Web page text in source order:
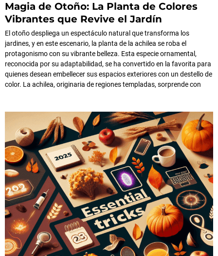
Magia de Otoño: La Planta de Colores
Vibrantes que Revive el Jardín
El otoño despliega un espectáculo natural que transforma los
jardines, y en este escenario, la planta de la achilea se roba el
protagonismo con su vibrante belleza. Esta especie ornamental,
reconocida por su adaptabilidad, se ha convertido en la favorita para
quienes desean embellecer sus espacios exteriores con un destello de
color. La achilea, originaria de regiones templadas, sorprende con